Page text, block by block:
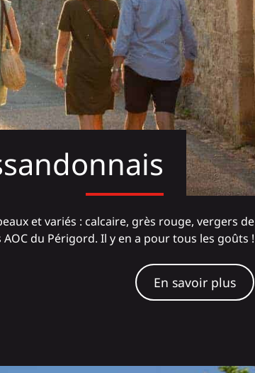
et variés : calcaire, grès rouge, vergers de
AOC du Périgord. Il y en a pour tous les goûts !
En savoir plus